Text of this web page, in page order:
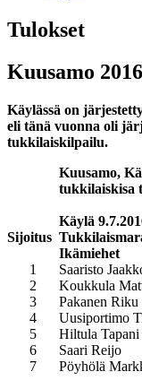
Tulokset
Kuusamo
Käylässä on
eli tänä vuonna oli
tukkilaiskilpailu.
Kuusamo,
tukkilaiskisa
Sijoitus
Käylä
Ikämiehet
1 Saaristo
2
Koukkula
3
Pakanen Riku
4
Uusiportimo
5
Hiltula Tapani
6
Saari Reijo
7
Pöyhölä